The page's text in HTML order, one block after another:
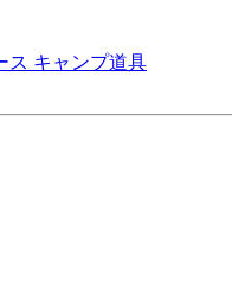
ス キャンプ道具